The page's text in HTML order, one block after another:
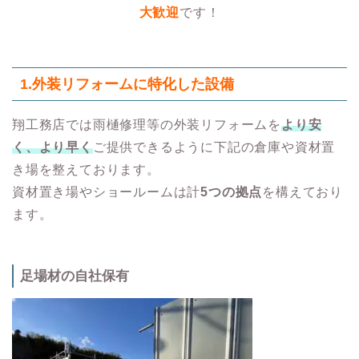
大歓迎です！
1.外装リフォームに特化した設備
翔工務店では雨樋修理等の外装リフォームをより安
く、より早くご提供できるように下記の倉庫や資材置
き場を整えております。
資材置き場やショールームは計5つの拠点 を構えており
ます。
足場材の自社保有